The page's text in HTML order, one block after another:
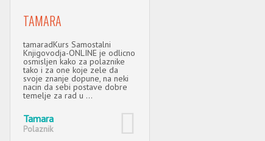
TAMARA
tamaradKurs Samostalni
Knjigovodja-ONLINE je odlicno
osmisljen kako za polaznike
tako i za one koje zele da
svoje znanje dopune, na neki
nacin da sebi postave dobre
temelje za rad u ...
Tamara
Polaznik